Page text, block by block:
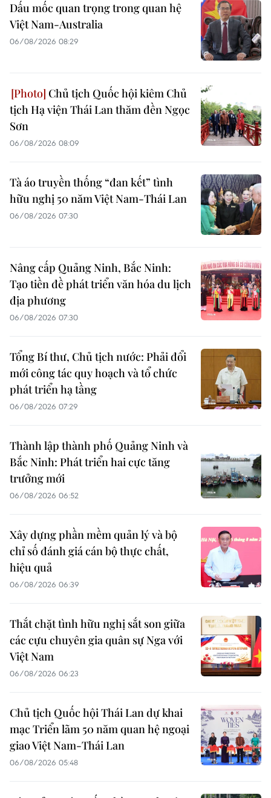
Dấu mốc quan trọng trong quan hệ
Việt Nam-Australia
06/08/2026 08:29
Chủ tịch Quốc hội kiêm Chủ
tịch Hạ viện Thái Lan thăm đền Ngọc
Sơn
06/08/2026 08:09
Tà áo truyền thống “đan kết” tình
hữu nghị 50 năm Việt Nam-Thái Lan
06/08/2026 07:30
Nâng cấp Quảng Ninh, Bắc Ninh:
Tạo tiền đề phát triển văn hóa du lịch
địa phương
06/08/2026 07:30
Tổng Bí thư, Chủ tịch nước: Phải đổi
mới công tác quy hoạch và tổ chức
phát triển hạ tầng
06/08/2026 07:29
Thành lập thành phố Quảng Ninh và
Bắc Ninh: Phát triển hai cực tăng
trưởng mới
06/08/2026 06:52
Xây dựng phần mềm quản lý và bộ
chỉ số đánh giá cán bộ thực chất,
hiệu quả
06/08/2026 06:39
Thắt chặt tình hữu nghị sắt son giữa
các cựu chuyên gia quân sự Nga với
Việt Nam
06/08/2026 06:23
Chủ tịch Quốc hội Thái Lan dự khai
mạc Triển lãm 50 năm quan hệ ngoại
giao Việt Nam-Thái Lan
06/08/2026 05:48